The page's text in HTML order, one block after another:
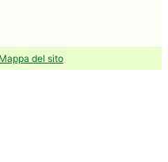
Mappa del sito